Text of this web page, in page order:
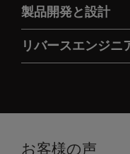
製品開発と設計
リバースエンジニ
お客様の声